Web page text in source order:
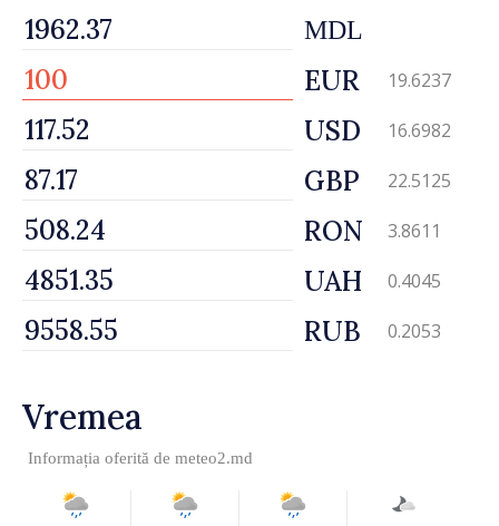
MDL
EUR 19.6237
USD 16.6982
GBP 22.5125
RON 3.8611
UAH 0.4045
RUB 0.2053
Vremea
Informația oferită de meteo2.md